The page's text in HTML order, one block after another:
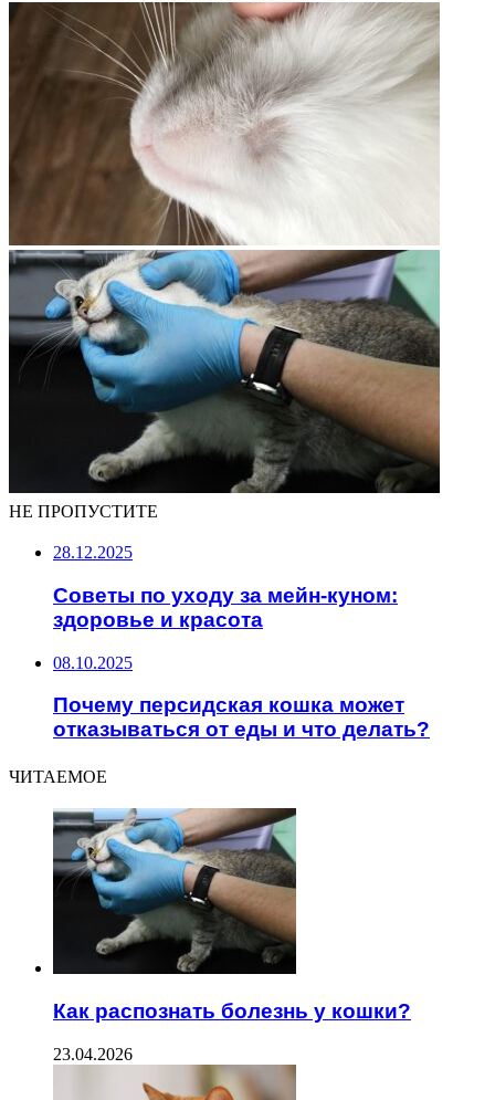
НЕ ПРОПУСТИТЕ
28.12.2025
Советы по уходу за мейн-куном:
здоровье и красота
08.10.2025
Почему персидская кошка может
отказываться от еды и что делать?
ЧИТАЕМОЕ
Как распознать болезнь у кошки?
23.04.2026